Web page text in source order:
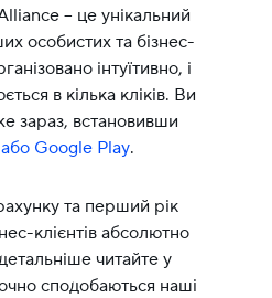
– це унікальний
особистих та бізнес-
інтуїтивно, і
в кілька кліків. Ви
зараз, встановивши
Google Play.
та перший рік
клієнтів абсолютно
читайте у
сподобаються наші